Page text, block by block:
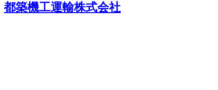
都築機工運輸株式会社